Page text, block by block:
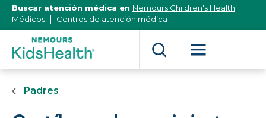
[Skip
Content]
Buscar atención médica en Nemours Children's Health
Médicos
Centros de atención médica
Padres